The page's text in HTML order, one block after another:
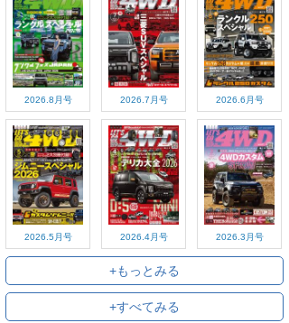
2026.8月号 2026.7月号 2026.6月号
2026.5月号 2026.4月号 2026.3月号
+もっとみる
+すべてみる